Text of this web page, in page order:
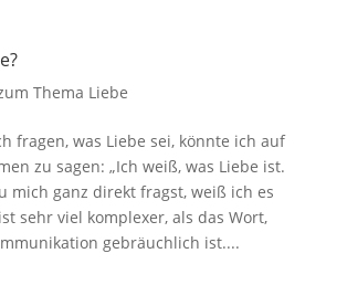
Thema Liebe
fragen, was Liebe sei, könnte ich auf
zu sagen: „Ich weiß, was Liebe ist.
mich ganz direkt fragst, weiß ich es
sehr viel komplexer, als das Wort,
gebräuchlich ist....